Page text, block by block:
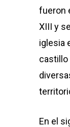
fueron
XIII y
iglesia
castillo
En el